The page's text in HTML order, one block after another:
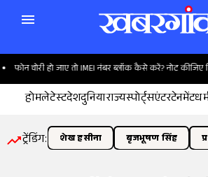
चोरी हो जाए तो IMEI नंबर ब्लॉक कैसे करें? नोट कीजिए टिप्स
होमलेटेस्टदेशदुनियाराज्यस्पोर्ट्सएंटरटेनमेंट
ट्रेंडिंग: शेख हसीना बृजभूषण सिंह